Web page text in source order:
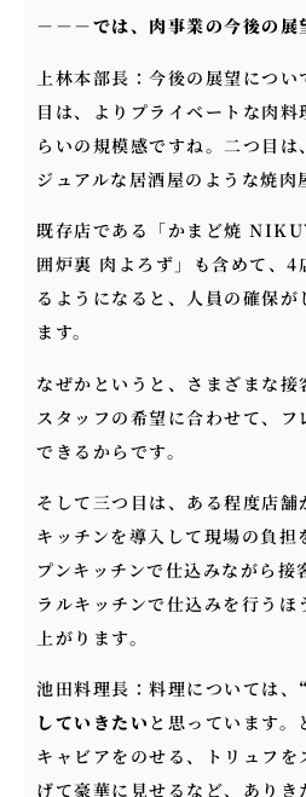
－－－では、肉事業の今後の展
上林本部長：今後の展望につ
目は、よりプライベートな肉料
らいの規模感ですね。二つ目は
ジュアルな居酒屋のような焼肉
既存店である「かまど焼
囲炉裏 肉よろず」も含めて、4
るようになると、人員の確保
ます。
なぜかというと、さまざまな
スタッフの希望に合わせて、
できるからです。
そして三つ目は、ある程度店
キッチンを導入して現場の負担
プンキッチンで仕込みながら接
ラルキッチンで仕込みを行う
上がります。
池田料理長：料理については、
していきたい と思っています。
キャビアをのせる、トリュフ
げて豪華に見せるなど、あり